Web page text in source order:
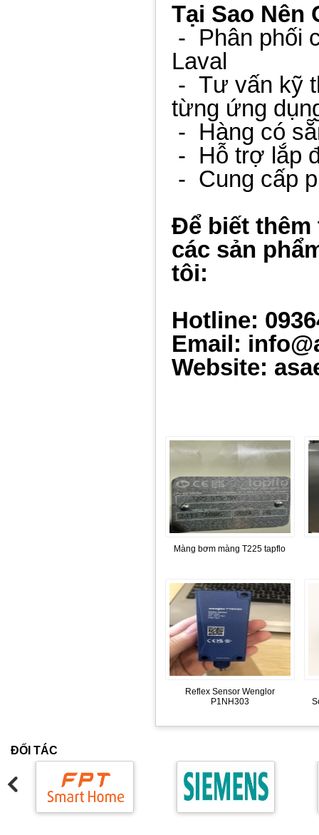
Tại Sao Nên
- Phân phối
Laval
- Tư vấn kỹ
từng ứng
- Hàng có
- Hỗ trợ lắp
- Cung cấp
Để biết thêm
các sản
tôi:
Hotline:
Email:
Website:
Màng bơm màng T225 tapflo
Reflex Sensor Wenglor
P1NH303
ĐỐI TÁC